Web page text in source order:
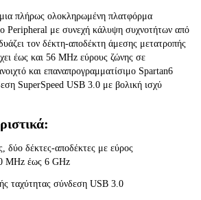
πλήρως ολοκληρωμένη πλατφόρμα
Peripheral με συνεχή κάλυψη συχνοτήτων από
τον δέκτη-αποδέκτη άμεσης μετατροπής
έως και 56 MHz εύρους ζώνης σε
και επαναπρογραμματίσιμο Spartan6
SuperSpeed USB 3.0 με βολική ισχύ
δέκτες-αποδέκτες με εύρος
MHz έως 6 GHz
ταχύτητας σύνδεση USB 3.0